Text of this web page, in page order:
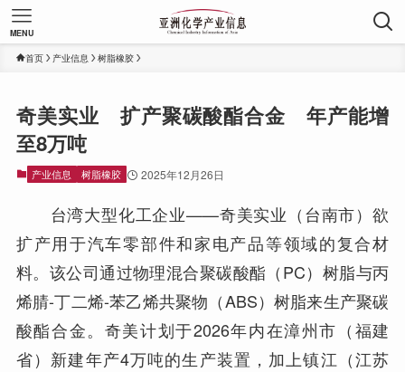
MENU
首页 产业信息 树脂橡胶
奇美实业 扩产聚碳酸酯合金 年产能增
至8万吨
产业信息 树脂橡胶 2025年12月26日
台湾大型化工企业——奇美实业（台南市）欲
扩产用于汽车零部件和家电产品等领域的复合材
料。该公司通过物理混合聚碳酸酯（PC）树脂与丙
烯腈-丁二烯-苯乙烯共聚物（ABS）树脂来生产聚碳
酸酯合金。奇美计划于2026年内在漳州市（福建
省）新建年产4万吨的生产装置，加上镇江（江苏